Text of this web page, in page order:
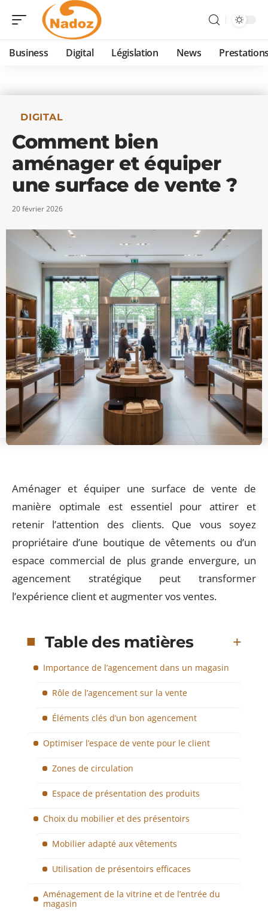
Business Digital Législation News
DIGITAL
Comment bien
aménager et équiper
une surface de vente ?
20 février 2026
Aménager et équiper une surface de vente de
manière optimale est essentiel pour attirer et
retenir l’attention des clients. Que vous soyez
propriétaire d’une boutique de vêtements ou d’un
espace commercial de plus grande envergure, un
agencement stratégique peut transformer
l’expérience client et augmenter vos ventes.
Table des matières
Importance de l’agencement dans un magasin
Rôle de l’agencement sur la vente
Éléments clés d’un bon agencement
Optimiser l’espace de vente pour le client
Zones de circulation
Espace de présentation des produits
Choix du mobilier et des présentoirs
Mobilier adapté aux vêtements
Utilisation de présentoirs efficaces
Aménagement de la vitrine et de l’entrée du
magasin